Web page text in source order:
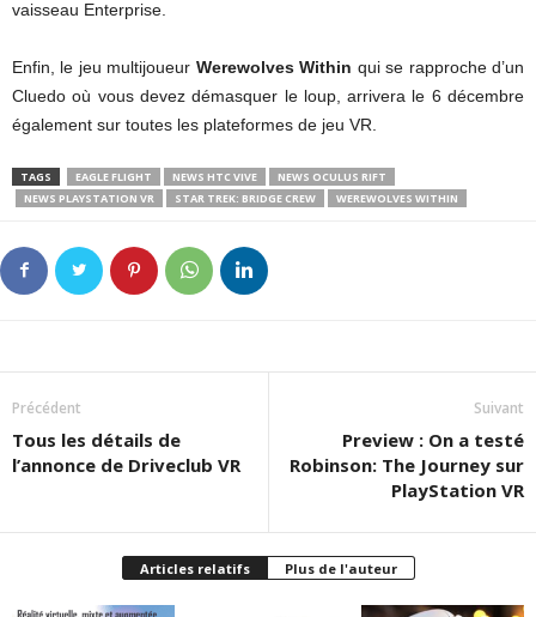
vaisseau Enterprise.
Enfin, le jeu multijoueur Werewolves Within qui se rapproche d’un
Cluedo où vous devez démasquer le loup, arrivera le 6 décembre
également sur toutes les plateformes de jeu VR.
TAGS EAGLE FLIGHT NEWS HTC VIVE
NEWS OCULUS RIFT
NEWS PLAYSTATION VR
STAR TREK: BRIDGE CREW WEREWOLVES WITHIN
Précédent
Tous les détails de
l’annonce de Driveclub VR
Suivant
Preview : On a testé
Robinson: The Journey sur
PlayStation VR
Articles relatifs Plus de l'auteur